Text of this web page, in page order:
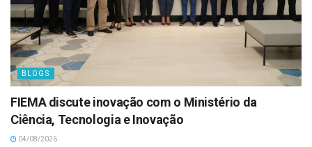
BLOGS
FIEMA discute inovação com o Ministério da
Ciência, Tecnologia e Inovação
04/08/2026